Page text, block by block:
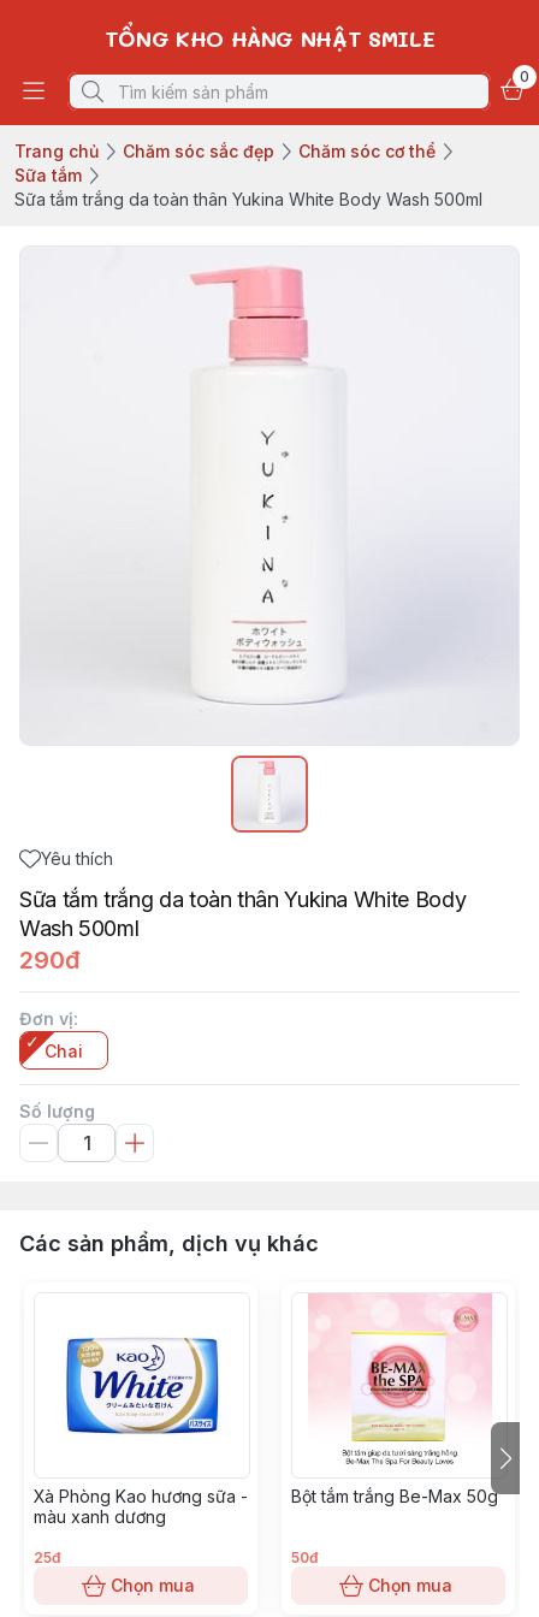
TỔNG KHO HÀNG NHẬT SMILE
0
Trang chủ Chăm sóc sắc đẹp
Chăm sóc cơ thể
Sữa tắm
Sữa tắm trắng da toàn thân Yukina White Body Wash 500ml
Yêu thích
Sữa tắm trắng da toàn thân Yukina White Body
Wash 500ml
290đ
Đơn vị:
Chai
Số lượng
Các sản phẩm, dịch vụ khác
Xà Phòng Kao hương sữa -
màu xanh dương
25đ
Chọn mua
Bột tắm trắng Be-Max 50g
50đ
Chọn mua